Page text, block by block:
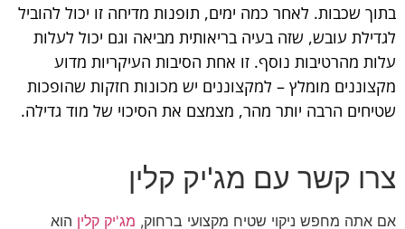
בתוך שכבות. לאחר כמה ימים, תופנות מדיחה זו יכול להוביל
לגדילת עובש, שזה בעיה בריאותית מביאה וגם יכול לעלות
עלות מהרטיבות נוסף. זו אחת הסיבות העיקריות מדוע
מקצוננים מומלץ – למקצוננים יש מכונות חזקות שהופכות
שטיחים הרבה יותר מהר, מצמצם את הסיכוי של מוד גדילה.
צרו קשר עם מג'יק קלין
אם אתה מחפש ניקוי שטיח מקצועי ברחוק, מג'יק קליןהוא